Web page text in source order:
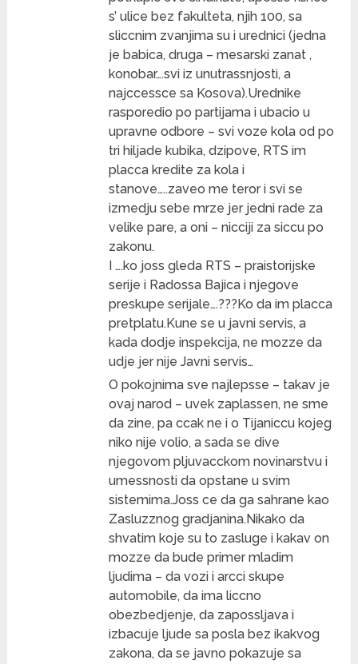
s’ ulice bez fakulteta, njih 100, sa
sliccnim zvanjima su i urednici (jedna
je babica, druga – mesarski zanat ,
konobar….svi iz unutrassnjosti, a
najccessce sa Kosova).Urednike
rasporedio po partijama i ubacio u
upravne odbore – svi voze kola od po
tri hiljade kubika, dzipove, RTS im
placca kredite za kola i
stanove…..zaveo me teror i svi se
izmedju sebe mrze jer jedni rade za
velike pare, a oni – nicciji za siccu po
zakonu.
I ….ko joss gleda RTS – praistorijske
serije i Radossa Bajica i njegove
preskupe serijale….???Ko da im placca
pretplatu.Kune se u javni servis, a
kada dodje inspekcija, ne mozze da
udje jer nije Javni servis…
O pokojnima sve najlepsse – takav je
ovaj narod – uvek zaplassen, ne sme
da zine, pa ccak ne i o Tijaniccu kojeg
niko nije volio, a sada se dive
njegovom pljuvacckom novinarstvu i
umessnosti da opstane u svim
sistemima.Joss ce da ga sahrane kao
Zasluzznog gradjanina.Nikako da
shvatim koje su to zasluge i kakav on
mozze da bude primer mladim
ljudima – da vozi i arcci skupe
automobile, da ima liccno
obezbedjenje, da zapossljava i
izbacuje ljude sa posla bez ikakvog
zakona, da se javno pokazuje sa